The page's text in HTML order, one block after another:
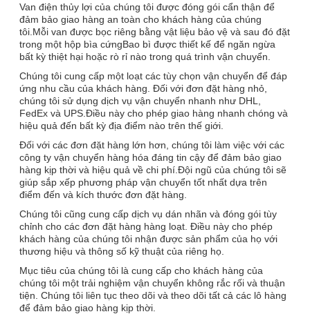
Van điện thủy lợi của chúng tôi được đóng gói cẩn thận để
đảm bảo giao hàng an toàn cho khách hàng của chúng
tôi.Mỗi van được bọc riêng bằng vật liệu bảo vệ và sau đó đặt
trong một hộp bìa cứngBao bì được thiết kế để ngăn ngừa
bất kỳ thiệt hại hoặc rò rỉ nào trong quá trình vận chuyển.
Chúng tôi cung cấp một loạt các tùy chọn vận chuyển để đáp
ứng nhu cầu của khách hàng. Đối với đơn đặt hàng nhỏ,
chúng tôi sử dụng dịch vụ vận chuyển nhanh như DHL,
FedEx và UPS.Điều này cho phép giao hàng nhanh chóng và
hiệu quả đến bất kỳ địa điểm nào trên thế giới.
Đối với các đơn đặt hàng lớn hơn, chúng tôi làm việc với các
công ty vận chuyển hàng hóa đáng tin cậy để đảm bảo giao
hàng kịp thời và hiệu quả về chi phí.Đội ngũ của chúng tôi sẽ
giúp sắp xếp phương pháp vận chuyển tốt nhất dựa trên
điểm đến và kích thước đơn đặt hàng.
Chúng tôi cũng cung cấp dịch vụ dán nhãn và đóng gói tùy
chỉnh cho các đơn đặt hàng hàng loạt. Điều này cho phép
khách hàng của chúng tôi nhận được sản phẩm của họ với
thương hiệu và thông số kỹ thuật của riêng họ.
Mục tiêu của chúng tôi là cung cấp cho khách hàng của
chúng tôi một trải nghiệm vận chuyển không rắc rối và thuận
tiện. Chúng tôi liên tục theo dõi và theo dõi tất cả các lô hàng
để đảm bảo giao hàng kịp thời.